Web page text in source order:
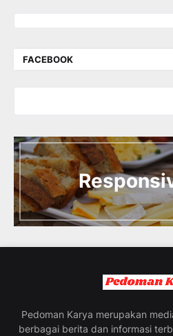
FACEBOOK
I
n
t
r
o
d
u
i
V
Pedoman Karya merupakan
berbagai berita dan informasi